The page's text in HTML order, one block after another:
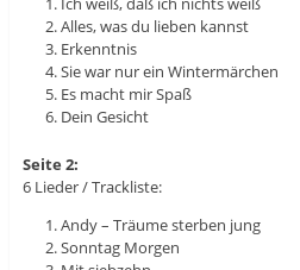
Alles, was du lieben kannst
Erkenntnis
Sie war nur ein Wintermärchen
Es macht mir Spaß
Dein Gesicht
Seite 2:
6 Lieder / Trackliste:
Andy – Träume sterben jung
Sonntag Morgen